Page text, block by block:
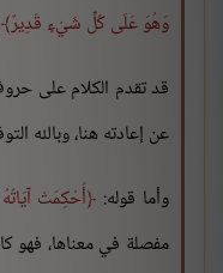
وَهُوَ عَلَى كُلِّ شَيْءٍ قَدِيرٌ
قد تقدم الكلام على
عن إعادته هنا، وبالله
وأما قوله: أُحْكِمَتْ
مفصلة في معناها، فهو